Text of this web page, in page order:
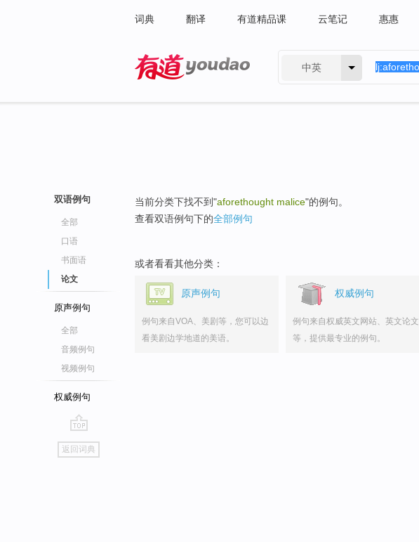
词典 翻译 有道精品课 云笔记 惠惠
中英
双语例句
全部
口语
书面语
论文
原声例句
全部
音频例句
视频例句
权威例句
go
top
返回词典
当前分类下找不到"aforethought malice"的例句。
查看双语例句下的全部例句
或者看看其他分类：
原声例句
例句来自VOA、美剧等，您可以边
看美剧边学地道的美语。
权威例句
例句来自权威英文网站、英文论文
等，提供最专业的例句。